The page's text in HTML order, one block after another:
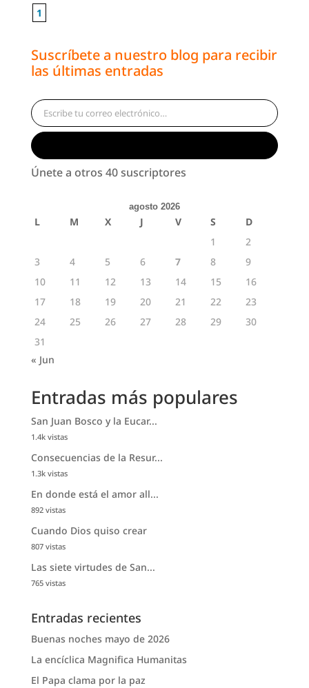
1
Suscríbete a nuestro blog para recibir
las últimas entradas
Escribe tu correo electrónico…
Únete a otros 40 suscriptores
agosto 2026
L M X J V S
D
1
2
3
4 5 6 7 8
9
10
11 12 13 14 15
16
17
18 19 20 21 22
23
24
25 26 27 28 29
30
31
« Jun
Entradas más populares
San Juan Bosco y la Eucar...
1.4k vistas
Consecuencias de la Resur...
1.3k vistas
En donde está el amor all...
892 vistas
Cuando Dios quiso crear
807 vistas
Las siete virtudes de San...
765 vistas
Entradas recientes
Buenas noches mayo de 2026
La encíclica Magnifica Humanitas
El Papa clama por la paz